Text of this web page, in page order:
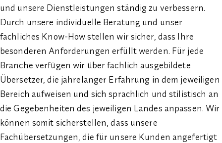
und unsere Dienstleistungen ständig zu verbessern.
Durch unsere individuelle Beratung und unser
fachliches Know-How stellen wir sicher, dass Ihre
besonderen Anforderungen erfüllt werden. Für jede
Branche verfügen wir über fachlich ausgebildete
Übersetzer, die jahrelanger Erfahrung in dem jeweiligen
Bereich aufweisen und sich sprachlich und stilistisch an
die Gegebenheiten des jeweiligen Landes anpassen. Wir
können somit sicherstellen, dass unsere
Fachübersetzungen, die für unsere Kunden angefertigt